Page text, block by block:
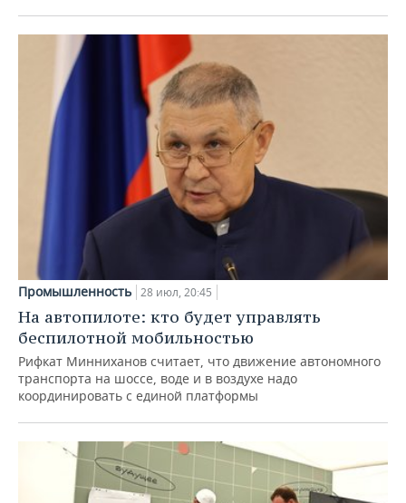
Промышленность 28 июл, 20:45
На автопилоте: кто будет управлять
беспилотной мобильностью
Рифкат Минниханов считает, что движение автономного
транспорта на шоссе, воде и в воздухе надо
координировать с единой платформы